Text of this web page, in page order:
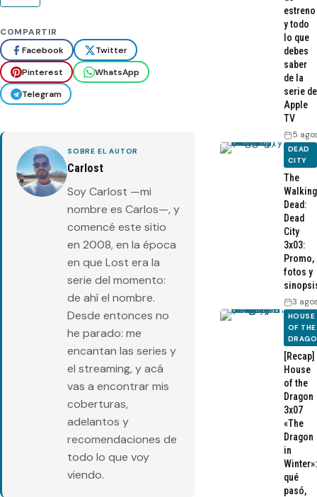
COMPARTIR
Facebook
Twitter
Pinterest
WhatsApp
Telegram
SOBRE EL AUTOR
Carlost
Soy Carlost —mi
nombre es Carlos—, y
comencé este sitio
en 2008, en la época
en que Lost era la
serie del momento:
de ahí el nombre.
Desde entonces no
he parado: me
encantan las series y
el streaming, y acá
vas a encontrar mis
coberturas,
adelantos y
recomendaciones de
todo lo que voy
viendo.
estreno
y todo
lo que
debes
saber
de la
serie de
Apple
TV
5
DEAD
CITY
The
Walking
Dead:
Dead
City
3x03:
Promo,
fotos y
3
HOUSE
OF THE
[Recap]
House
of the
Dragon
3x07
«The
Dragon
in
Winter»:
qué
pasó,